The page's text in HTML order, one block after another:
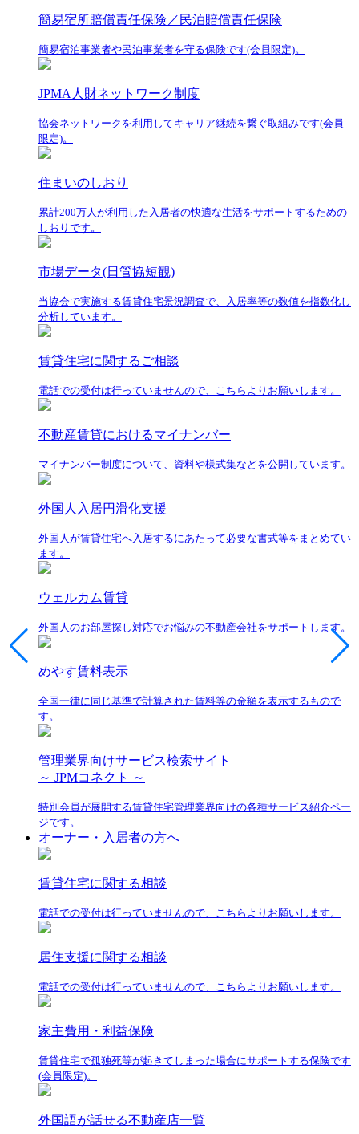
簡易宿所賠償責任保険／民泊賠償責任保険
簡易宿泊事業者や民泊事業者を守る保険です(会員限定)。
JPMA人財ネットワーク制度
協会ネットワークを利用してキャリア継続を繋ぐ取組みです(会員
限定)。
住まいのしおり
累計200万人が利用した入居者の快適な生活をサポートするための
しおりです。
市場データ(日管協短観)
当協会で実施する賃貸住宅景況調査で、入居率等の数値を指数化し
分析しています。
賃貸住宅に関するご相談
電話での受付は行っていませんので、こちらよりお願いします。
不動産賃貸におけるマイナンバー
マイナンバー制度について、資料や様式集などを公開しています。
外国人入居円滑化支援
外国人が賃貸住宅へ入居するにあたって必要な書式等をまとめてい
ます。
ウェルカム賃貸
外国人のお部屋探し対応でお悩みの不動産会社をサポートします。
めやす賃料表示
全国一律に同じ基準で計算された賃料等の金額を表示するもので
す。
管理業界向けサービス検索サイト
～ JPMコネクト ～
特別会員が展開する賃貸住宅管理業界向けの各種サービス紹介ペー
ジです。
オーナー・入居者の方へ
賃貸住宅に関する相談
電話での受付は行っていませんので、こちらよりお願いします。
居住支援に関する相談
電話での受付は行っていませんので、こちらよりお願いします。
家主費用・利益保険
賃貸住宅で孤独死等が起きてしまった場合にサポートする保険です
(会員限定)。
外国語が話せる不動産店一覧